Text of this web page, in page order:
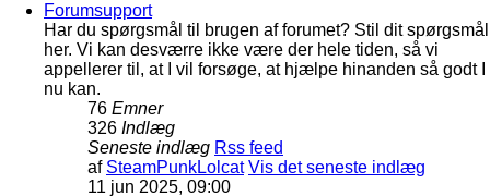
Forumsupport
Har du spørgsmål til brugen af forumet? Stil dit spørgsmål
her. Vi kan desværre ikke være der hele tiden, så vi
appellerer til, at I vil forsøge, at hjælpe hinanden så godt I
nu kan.
76 Emner
326 Indlæg
Seneste indlæg Rss feed
af SteamPunkLolcat Vis det seneste indlæg
11 jun 2025, 09:00